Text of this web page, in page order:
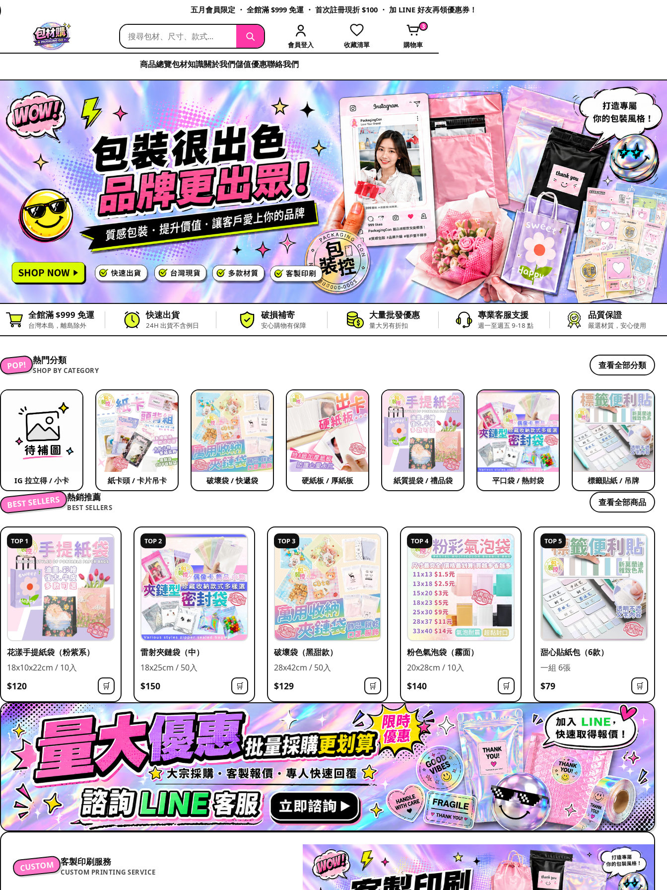
五月會員限定 ・ 全館滿 $999 免運 ・ 首次註冊現折 $100 ・ 加 LINE 好友再領優惠券！
會員登入 收藏清單
3
購物車
商品總覽包材知識關於我們儲值優惠聯絡我們
全館滿 $999 免運
台灣本島，離島除外
快速出貨
24H 出貨不含例日
破損補寄
安心購物有保障
大量批發優惠
量大另有折扣
專業客服支援
週一至週五 9-18 點
品質保證
嚴選材質，安心使用
POP! 熱門分類
SHOP BY CATEGORY
查看全部分類
IG 拉立得 / 小卡 紙卡頭 / 卡片吊卡 破壞袋 / 快遞袋 硬紙板 / 厚紙板 紙質提袋 / 禮品袋 平口袋 / 熱封袋 標籤貼紙 / 吊牌
BEST SELLERS 熱銷推薦
BEST SELLERS
查看全部商品
TOP 1
花漾手提紙袋（粉紫系）
18x10x22cm / 10入
$120 🛒
TOP 2
雷射夾鏈袋（中）
18x25cm / 50入
$150 🛒
TOP 3
破壞袋（黑甜款）
28x42cm / 50入
$129 🛒
TOP 4
粉色氣泡袋（霧面）
20x28cm / 10入
$140 🛒
TOP 5
甜心貼紙包（6款）
一組 6張
$79 🛒
CUSTOM 客製印刷服務
CUSTOM PRINTING SERVICE